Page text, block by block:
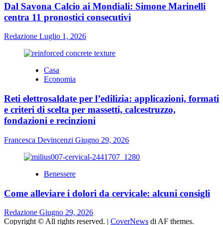
Dal Savona Calcio ai Mondiali: Simone Marinelli
centra 11 pronostici consecutivi
Redazione Luglio 1, 2026
Casa
Economia
Reti elettrosaldate per l’edilizia: applicazioni, formati
e criteri di scelta per massetti, calcestruzzo,
fondazioni e recinzioni
Francesca Devincenzi Giugno 29, 2026
Benessere
Come alleviare i dolori da cervicale: alcuni consigli
Redazione Giugno 29, 2026
Copyright © All rights reserved. | CoverNews di AF themes.